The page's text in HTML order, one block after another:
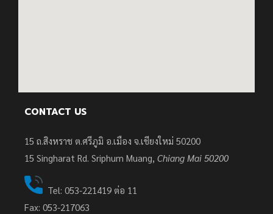
CONTACT US
15 ถ.สิงหราช ต.ศรีภูมิ อ.เมือง จ.เชียงใหม่ 50200
15 Singharat Rd. Sriphum Muang, Chiang Mai 50200
Tel: 053-221419 ต่อ 11
Fax: 053-217063